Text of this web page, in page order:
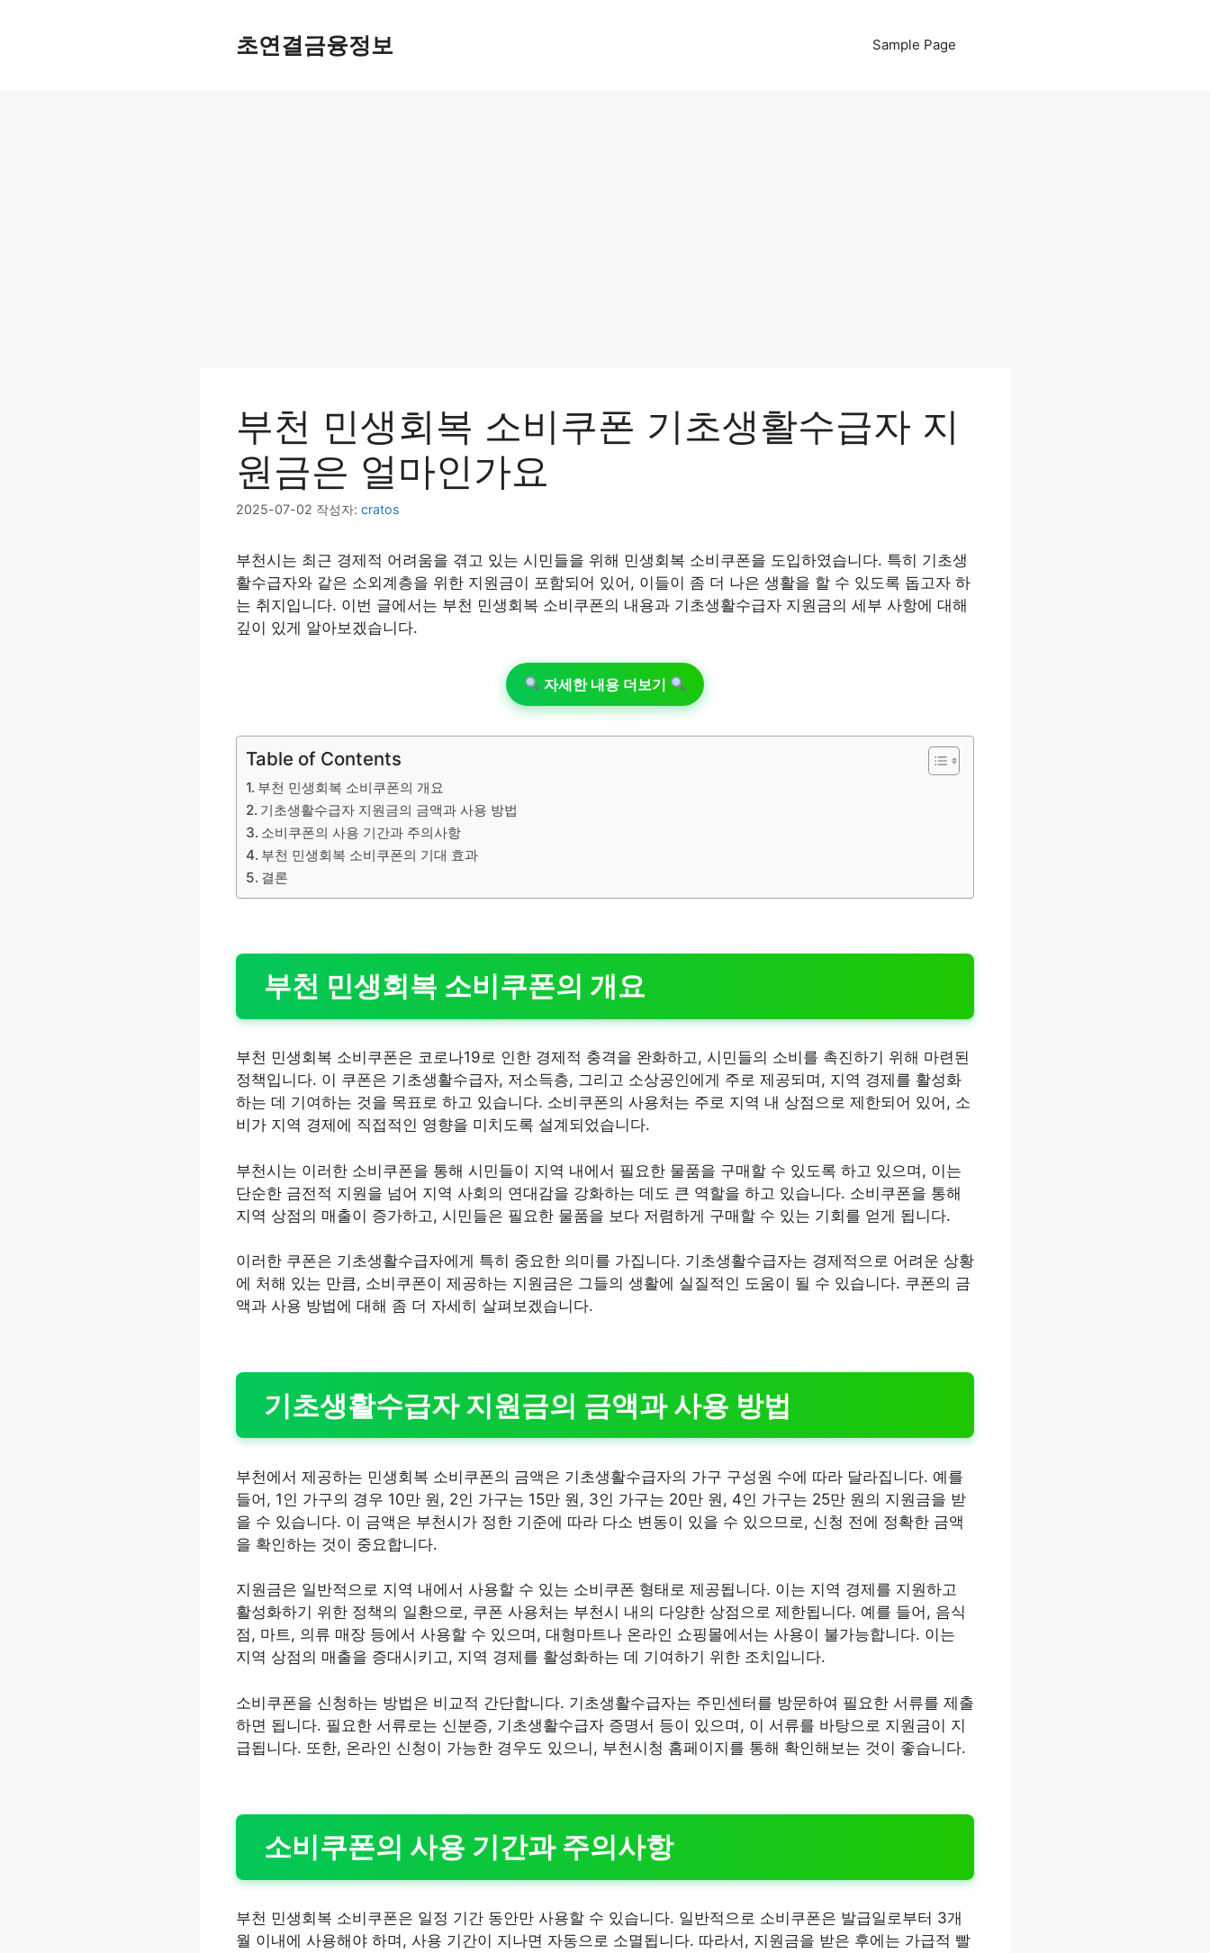
초연결금융정보 Sample Page
부천 민생회복 소비쿠폰 기초생활수급자 지
원금은 얼마인가요
2025-07-02 작성자: cratos
부천시는 최근 경제적 어려움을 겪고 있는 시민들을 위해 민생회복 소비쿠폰을 도입하였습니다. 특히 기초생
활수급자와 같은 소외계층을 위한 지원금이 포함되어 있어, 이들이 좀 더 나은 생활을 할 수 있도록 돕고자 하
는 취지입니다. 이번 글에서는 부천 민생회복 소비쿠폰의 내용과 기초생활수급자 지원금의 세부 사항에 대해
깊이 있게 알아보겠습니다.
자세한 내용 더보기
Table of Contents
부천 민생회복 소비쿠폰의 개요
기초생활수급자 지원금의 금액과 사용 방법
소비쿠폰의 사용 기간과 주의사항
부천 민생회복 소비쿠폰의 기대 효과
결론
부천 민생회복 소비쿠폰의 개요
부천 민생회복 소비쿠폰은 코로나19로 인한 경제적 충격을 완화하고, 시민들의 소비를 촉진하기 위해 마련된
정책입니다. 이 쿠폰은 기초생활수급자, 저소득층, 그리고 소상공인에게 주로 제공되며, 지역 경제를 활성화
하는 데 기여하는 것을 목표로 하고 있습니다. 소비쿠폰의 사용처는 주로 지역 내 상점으로 제한되어 있어, 소
비가 지역 경제에 직접적인 영향을 미치도록 설계되었습니다.
부천시는 이러한 소비쿠폰을 통해 시민들이 지역 내에서 필요한 물품을 구매할 수 있도록 하고 있으며, 이는
단순한 금전적 지원을 넘어 지역 사회의 연대감을 강화하는 데도 큰 역할을 하고 있습니다. 소비쿠폰을 통해
지역 상점의 매출이 증가하고, 시민들은 필요한 물품을 보다 저렴하게 구매할 수 있는 기회를 얻게 됩니다.
이러한 쿠폰은 기초생활수급자에게 특히 중요한 의미를 가집니다. 기초생활수급자는 경제적으로 어려운 상황
에 처해 있는 만큼, 소비쿠폰이 제공하는 지원금은 그들의 생활에 실질적인 도움이 될 수 있습니다. 쿠폰의 금
액과 사용 방법에 대해 좀 더 자세히 살펴보겠습니다.
기초생활수급자 지원금의 금액과 사용 방법
부천에서 제공하는 민생회복 소비쿠폰의 금액은 기초생활수급자의 가구 구성원 수에 따라 달라집니다. 예를
들어, 1인 가구의 경우 10만 원, 2인 가구는 15만 원, 3인 가구는 20만 원, 4인 가구는 25만 원의 지원금을 받
을 수 있습니다. 이 금액은 부천시가 정한 기준에 따라 다소 변동이 있을 수 있으므로, 신청 전에 정확한 금액
을 확인하는 것이 중요합니다.
지원금은 일반적으로 지역 내에서 사용할 수 있는 소비쿠폰 형태로 제공됩니다. 이는 지역 경제를 지원하고
활성화하기 위한 정책의 일환으로, 쿠폰 사용처는 부천시 내의 다양한 상점으로 제한됩니다. 예를 들어, 음식
점, 마트, 의류 매장 등에서 사용할 수 있으며, 대형마트나 온라인 쇼핑몰에서는 사용이 불가능합니다. 이는
지역 상점의 매출을 증대시키고, 지역 경제를 활성화하는 데 기여하기 위한 조치입니다.
소비쿠폰을 신청하는 방법은 비교적 간단합니다. 기초생활수급자는 주민센터를 방문하여 필요한 서류를 제출
하면 됩니다. 필요한 서류로는 신분증, 기초생활수급자 증명서 등이 있으며, 이 서류를 바탕으로 지원금이 지
급됩니다. 또한, 온라인 신청이 가능한 경우도 있으니, 부천시청 홈페이지를 통해 확인해보는 것이 좋습니다.
소비쿠폰의 사용 기간과 주의사항
부천 민생회복 소비쿠폰은 일정 기간 동안만 사용할 수 있습니다. 일반적으로 소비쿠폰은 발급일로부터 3개
월 이내에 사용해야 하며, 사용 기간이 지나면 자동으로 소멸됩니다. 따라서, 지원금을 받은 후에는 가급적 빨